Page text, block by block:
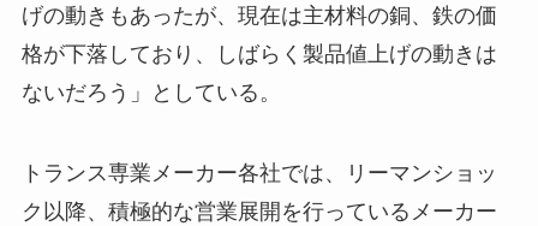
げの動きもあったが、現在は主材料の銅、鉄の価
格が下落しており、しばらく製品値上げの動きは
ないだろう」としている。
トランス専業メーカー各社では、リーマンショッ
ク以降、積極的な営業展開を行っているメーカー